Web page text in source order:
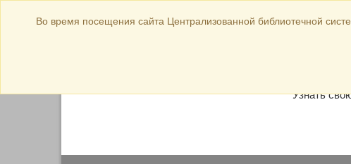
bibl-serv@mail.ru
Узнать
Во время посещения сайта Централизованной библиотечной